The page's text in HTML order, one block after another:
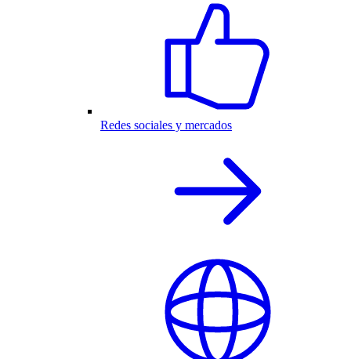
Redes sociales y mercados